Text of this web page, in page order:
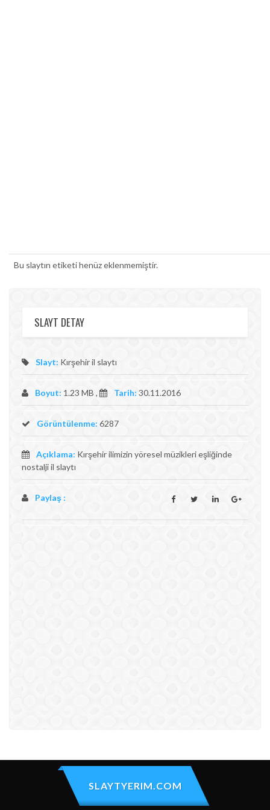
Bu slaytın etiketi henüz eklenmemiştir.
SLAYT DETAY
Slayt: Kırşehir il slaytı
Boyut: 1.23 MB , Tarih: 30.11.2016
Görüntülenme: 6287
Açıklama: Kırşehir ilimizin yöresel müzikleri eşliğinde
nostalji il slaytı
Paylaş :
SLAYTYERIM.COM